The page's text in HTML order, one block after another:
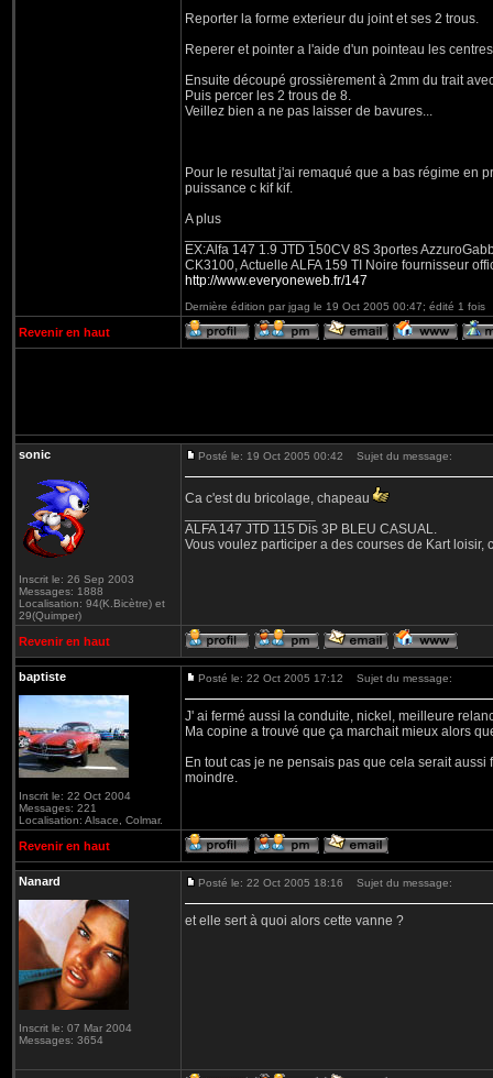
Reporter la forme exterieur du joint et ses 2 trous.
Reperer et pointer a l'aide d'un pointeau les
Ensuite découpé grossièrement à 2mm du trait
Puis percer les 2 trous de 8.
Veillez bien a ne pas laisser de bavures...
Pour le resultat j'ai remaqué que a bas régime en
puissance c kif kif.
A plus
EX:Alfa 147 1.9 JTD 150CV 8S 3portes
CK3100, Actuelle ALFA 159 TI Noire fournisseur
http://www.everyoneweb.fr/147
Dernière édition par jgag le 19 Oct 2005 00:47; édité 1 fois
Revenir en haut
sonic
Inscrit le: 26 Sep 2003
Messages: 1888
Localisation: 94(K.Bicètre) et
29(Quimper)
Posté le: 19 Oct 2005 00:42 Sujet du message:
Ca c'est du bricolage, chapeau
ALFA 147 JTD 115 Dis 3P BLEU CASUAL.
Vous voulez participer a des courses de Kart loisir,
Revenir en haut
baptiste
Inscrit le: 22 Oct 2004
Messages: 221
Localisation: Alsace, Colmar.
Posté le: 22 Oct 2005 17:12 Sujet du message:
J' ai fermé aussi la conduite, nickel, meilleure
Ma copine a trouvé que ça marchait mieux alors
En tout cas je ne pensais pas que cela serait
moindre.
Revenir en haut
Nanard
Inscrit le: 07 Mar 2004
Messages: 3654
Posté le: 22 Oct 2005 18:16 Sujet du message:
et elle sert à quoi alors cette vanne ?